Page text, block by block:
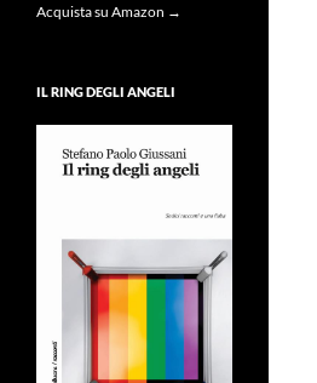
Acquista su Amazon →
IL RING DEGLI ANGELI